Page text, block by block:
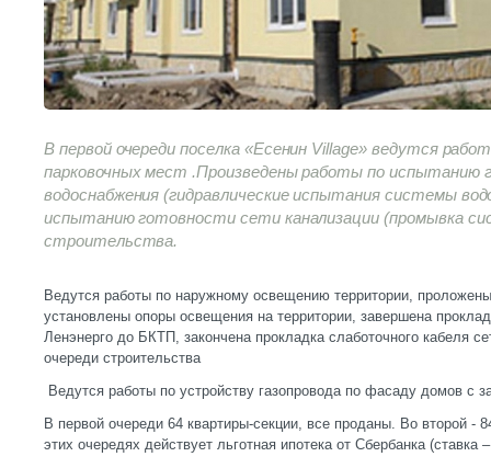
В первой очереди поселка «Есенин Village» ведутся
парковочных мест .Произведены работы по испытанию
водоснабжения (гидравлические испытания системы
испытанию готовности сети канализации (промывка
строительства.
Ведутся работы по наружному освещению территории,
установлены опоры освещения на территории, завершена
Ленэнерго до БКТП, закончена прокладка слаботочного кабеля
очереди строительства
Ведутся работы по устройству газопровода по фасаду домов с
В первой очереди 64 квартиры-секции, все проданы. Во второй -
этих очередях действует льготная ипотека от Сбербанка (ставка